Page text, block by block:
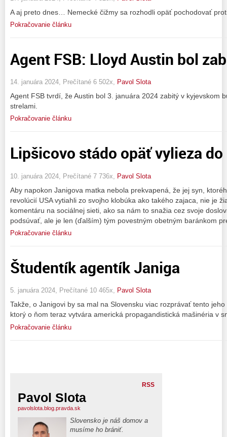
A aj preto dnes… Nemecké čižmy sa rozhodli opäť pochodovať
Pokračovanie článku
Agent FSB: Lloyd Austin bol
14. januára 2024, Prečítané 6 502x, Pavol Slota
Agent FSB tvrdí, že Austin bol 3. januára 2024 zabitý v kyjevskom
strelami.
Pokračovanie článku
Lipšicovo stádo opäť vylieza
10. januára 2024, Prečítané 7 736x, Pavol Slota
Aby napokon Janigova matka nebola prekvapená, že jej syn,
revolúcií USA vytiahli zo svojho klobúka ako takého zajaca, nie je
komentáru na sociálnej sieti, ako sa nám to snažia cez svoje
podsúvať, ale je len (ďalším) tým povestným obetným baránkom
Pokračovanie článku
Študentík agentík Janiga
5. januára 2024, Prečítané 10 465x, Pavol Slota
Takže, o Janigovi by sa mal na Slovensku viac rozprávať tento
ktorý o ňom teraz vytvára americká propagandistická mašinéria v
Pokračovanie článku
RSS
Pavol Slota
pavolslota.blog.pravda.sk
Slovensko je náš domov a
musíme ho brániť.